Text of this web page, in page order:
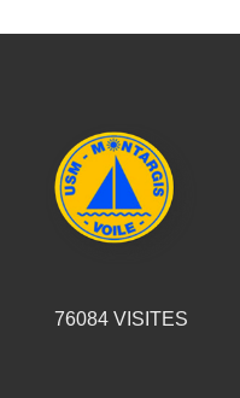
76084VISITES